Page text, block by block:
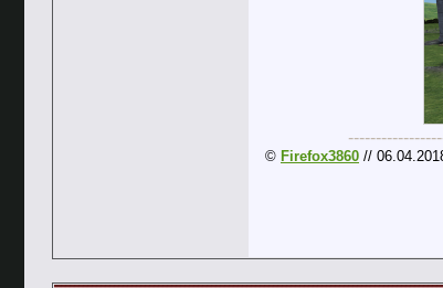
© Firefox3860 //